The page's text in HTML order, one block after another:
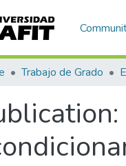
Trabajo de Grado